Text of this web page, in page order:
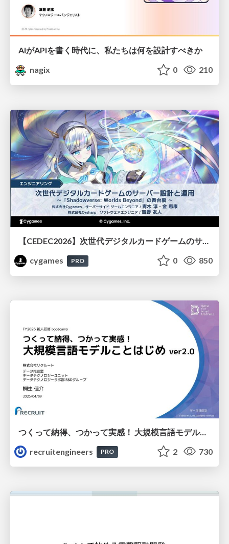
AIがAPIを書く時代に、私たちは何を設計すべきか
nagix
0 210
【CEDEC2026】次世代デジタルカードゲームのサーバー設計と運用 〜『Shadowverse: Worlds Beyond』の舞台裏～
cygames
PRO 0 850
つくって納得、つかって実感！ 大規模言語モデルことはじめ ver2.0
recruitengineers
PRO 2 730